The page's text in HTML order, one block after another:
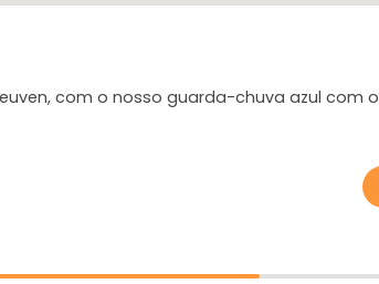
com o nosso guarda-chuva azul com o